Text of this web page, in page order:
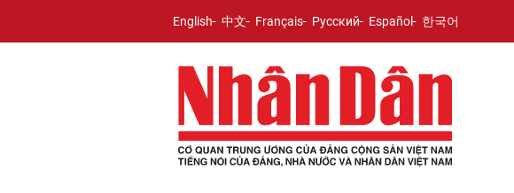
English 中文 Français Русский Español 한국어